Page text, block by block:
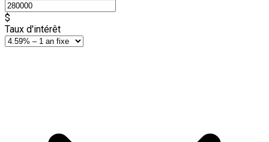
$
Taux d'intérêt